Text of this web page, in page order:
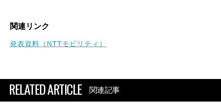
関連リンク
発表資料（NTTモビリティ）
RELATED ARTICLE 関連記事